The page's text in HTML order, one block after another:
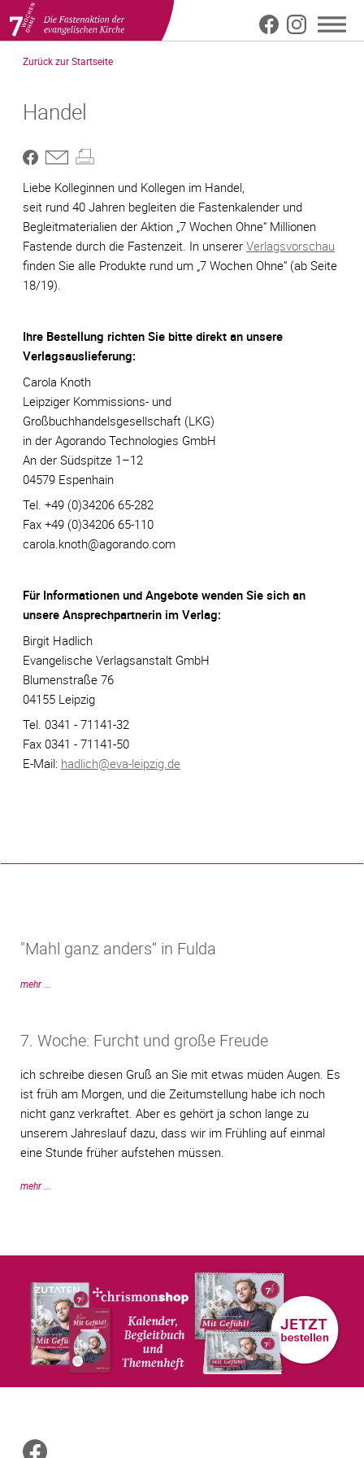
Direkt
zum
Meta
Zurück zur Startseite
Handel
Liebe Kolleginnen und Kollegen im Handel,
seit rund 40 Jahren begleiten die Fastenkalender und
Begleitmaterialien der Aktion „7 Wochen Ohne“ Millionen
Fastende durch die Fastenzeit. In unserer Verlagsvorschau
finden Sie alle Produkte rund um „7 Wochen Ohne“ (ab Seite
18/19).
Ihre Bestellung richten Sie bitte direkt an unsere
Verlagsauslieferung:
Carola Knoth
Leipziger Kommissions- und
Großbuchhandelsgesellschaft (LKG)
in der Agorando Technologies GmbH
An der Südspitze 1–12
04579 Espenhain
Tel. +49 (0)34206 65-282
Fax +49 (0)34206 65-110
carola.knoth@agorando.com
Für Informationen und Angebote wenden Sie sich an
unsere Ansprechpartnerin im Verlag:
Birgit Hadlich
Evangelische Verlagsanstalt GmbH
Blumenstraße 76
04155 Leipzig
Tel. 0341 - 71141-32
Fax 0341 - 71141-50
E-Mail: hadlich@eva-leipzig.de
"Mahl ganz anders“ in Fulda
mehr ...
7. Woche: Furcht und große Freude
ich schreibe diesen Gruß an Sie mit etwas müden Augen. Es
ist früh am Morgen, und die Zeitumstellung habe ich noch
nicht ganz verkraftet. Aber es gehört ja schon lange zu
unserem Jahreslauf dazu, dass wir im Frühling auf einmal
eine Stunde früher aufstehen müssen.
mehr ...